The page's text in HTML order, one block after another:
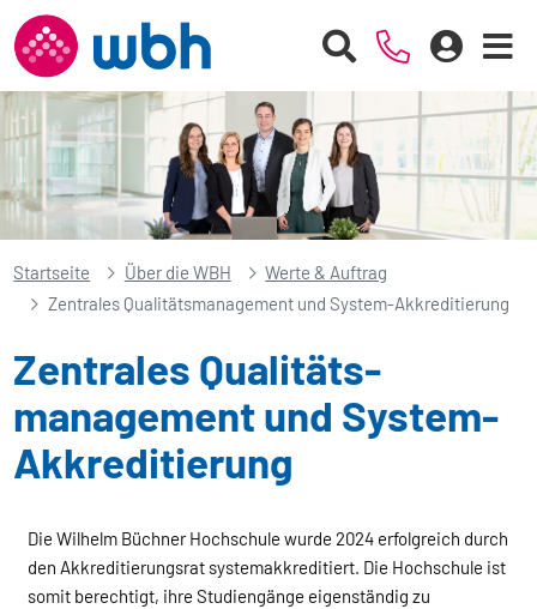
Startseite Über die WBH
Werte & Auftrag
Zentrales Qualitätsmanagement und System-Akkreditierung
Zentrales Qualitäts­
manage­ment und System­
Akkreditierung
Die Wilhelm Büchner Hochschule wurde 2024 erfolgreich durch
den Akkreditierungsrat systemakkreditiert. Die Hochschule ist
somit berechtigt, ihre Studiengänge eigenständig zu